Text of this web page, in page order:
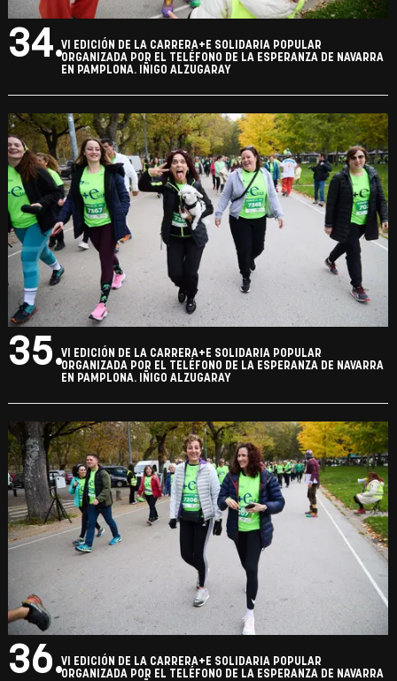
34.VI EDICIÓN DE LA CARRERA+E SOLIDARIA POPULAR
ORGANIZADA POR EL TELÉFONO DE LA ESPERANZA DE NAVARRA
EN PAMPLONA. IÑIGO ALZUGARAY
35.VI EDICIÓN DE LA CARRERA+E SOLIDARIA POPULAR
ORGANIZADA POR EL TELÉFONO DE LA ESPERANZA DE NAVARRA
EN PAMPLONA. IÑIGO ALZUGARAY
36.VI EDICIÓN DE LA CARRERA+E SOLIDARIA POPULAR
ORGANIZADA POR EL TELÉFONO DE LA ESPERANZA DE NAVARRA